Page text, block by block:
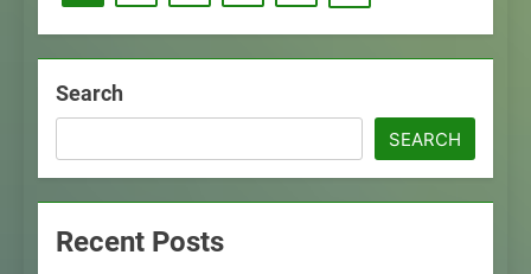
Search
SEARCH
Recent Posts